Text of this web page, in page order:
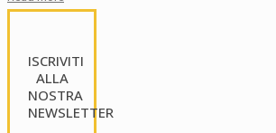
ISCRIVITI
ALLA
NOSTRA
NEWSLETTER